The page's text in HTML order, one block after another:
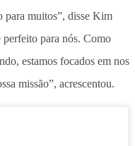
para muitos”, disse Kim
para nós. Como
estamos focados em nos
missão”, acrescentou.